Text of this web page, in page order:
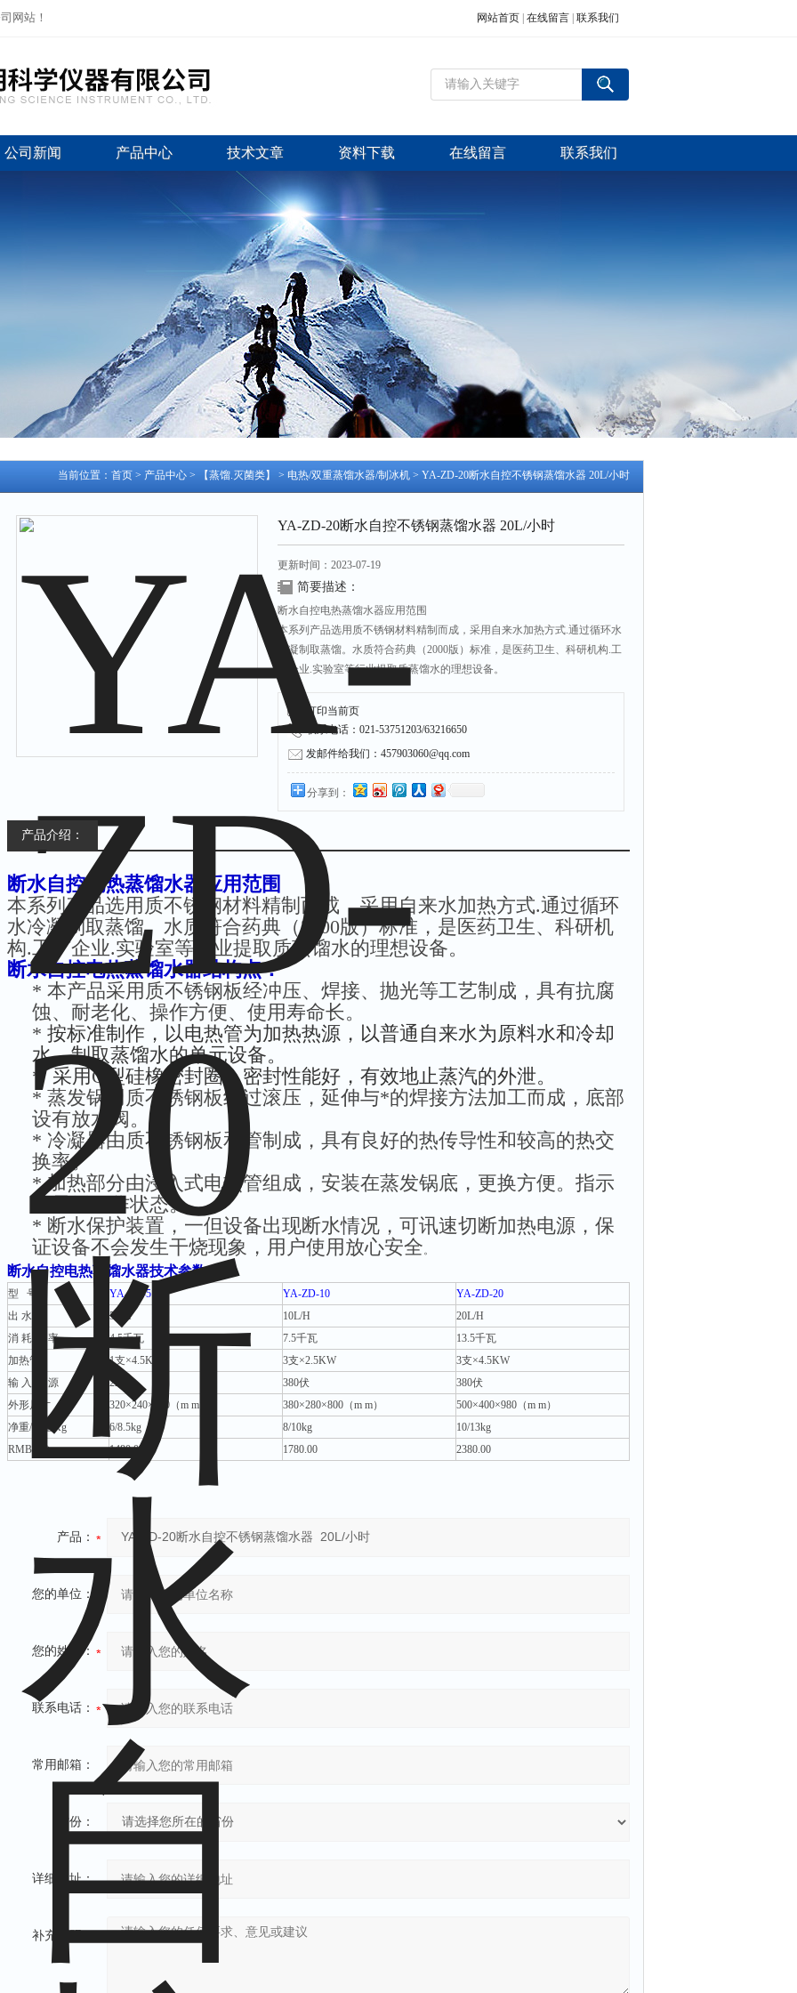
网站！ 网站首页 在线留言 联系我们
公司新闻 产品中心 技术文章 资料下载 在线留言 联系我们
当前位置： 首页 > 产品中心 > 【蒸馏.灭菌类】 > 电热/双重蒸馏水器/制冰机 > YA-ZD-20断水自控不锈钢蒸馏水器 20L/小时
YA-ZD-20断水自控不锈钢蒸馏水器 20L/小时
更新时间：2023-07-19
简要描述：
断水自控电热蒸馏水器应用范围
本系列产品选用质不锈钢材料精制而成，采用自来水加热方式.通过循环水
冷凝制取蒸馏。水质符合药典（2000版）标准，是医药卫生、科研机构.工
矿企业.实验室等行业提取质蒸馏水的理想设备。
打印当前页
联系电话：021-53751203/63216650
发邮件给我们：457903060@qq.com
分享到：
产品介绍：
断水自控电热蒸馏水器
应用范围
本系列产品选用质不锈钢材料精制而成，采用自来水加热方式.通过循环
水冷凝制取蒸馏。水质符合药典（2000版）标准，是医药卫生、科研机
构.工矿企业.实验室等行业提取质蒸馏水的理想设备。
断水自控电热蒸馏水器结构点：
* 本产品采用质不锈钢板经冲压、焊接、抛光等工艺制成，具有抗腐
蚀、耐老化、操作方便、使用寿命长。
* 按标准制作，以电热管为加热热源，以普通自来水为原料水和冷却
水，制取蒸馏水的单元设备。
*
采用O
型硅橡密封圈，密封性能好，有效地止蒸汽的外泄。
* 蒸发锅用质不锈钢板经过滚压，延伸与*的焊接方法加工而成，底部
设有放水阀。
* 冷凝器由质不锈钢板和管制成，具有良好的热传导性和较高的热交
换率。
* 加热部分由浸入式电热管组成，安装在蒸发锅底，更换方便。 指示
灯显示工作状态。
* 断水保护装置，一但设备出现断水情况，可讯速切断加热电源，保
证设备不会发生干烧现象，用户使用放心安全。
断水自控电热蒸馏水器技术参数：
型 号 YA-ZD-5 YA-ZD-10
YA-ZD-20
出 水 量
5L/H 10L/H
20L/H
消 耗 功 率
4.5千瓦 7.5千瓦 13.5千瓦
加热管
1支×4.5KW 3支×2.5KW 3支×4.5KW
输 入 电 源
220 伏 380伏 380伏
外形尺寸
320×240×750（m m） 380×280×800（m m） 500×400×980（m m）
净重/毛重Kg
6/8.5kg 8/10kg
10/13kg
RMB(
) 1480.00 1780.00 2380.00
产品：
您的单位：
您的姓名：
联系电话：
常用邮箱：
省份：
详细地址：
补充说明：